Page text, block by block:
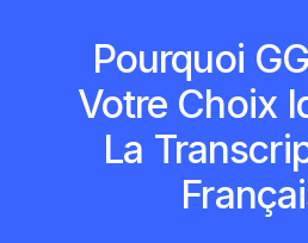
Pourquoi
Votre Choix
La